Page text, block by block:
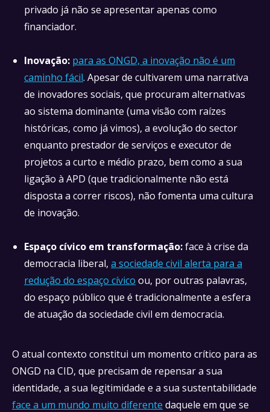
privado já não se apresentar apenas como
financiador.
Inovação: para as ONGD, a inovação não é um
caminho fácil. Apesar de cultivarem uma narrativa
de inovadores sociais, que procuram alternativas
ao sistema dominante (uma visão com raízes
históricas, como já vimos), a evolução do sector
enquanto prestador de serviços e executor de
projetos a curto e médio prazo, bem como a sua
ligação à APD (que tradicionalmente não está
disposta a correr riscos), não fomenta uma cultura
de inovação.
Espaço cívico em transformação:face à crise da
democracia liberal, a sociedade civil alerta para a
redução do espaço cívico ou, por outras palavras,
do espaço público que é tradicionalmente a esfera
de atuação da sociedade civil em democracia.
O atual contexto constitui um momento crítico para as
ONGD na CID, que precisam de repensar a sua
identidade, a sua legitimidade e a sua sustentabilidade
face a um mundo muito diferente daquele em que se